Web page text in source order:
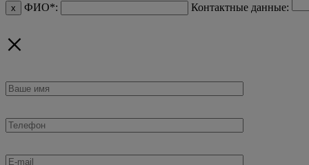
x ФИО*: Контактные данные:
×